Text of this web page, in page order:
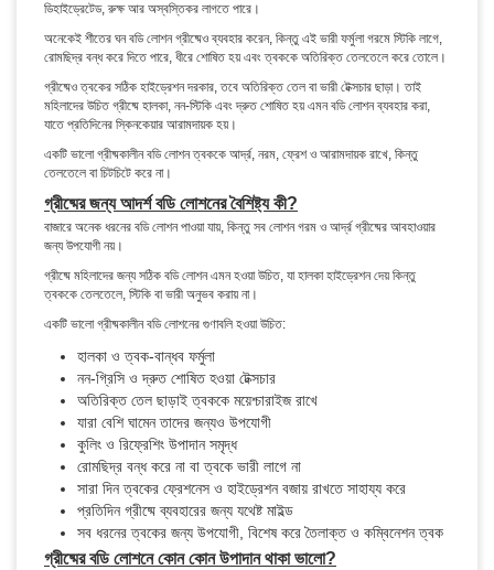
ডিহাইড্রেটেড, রুক্ষ আর অস্বস্তিকর লাগতে পারে।
অনেকেই শীতের ঘন বডি লোশন গ্রীষ্মেও ব্যবহার করেন, কিন্তু এই ভারী ফর্মুলা গরমে স্টিকি লাগে,
রোমছিদ্র বন্ধ করে দিতে পারে, ধীরে শোষিত হয় এবং ত্বককে অতিরিক্ত তেলতেলে করে তোলে।
গ্রীষ্মেও ত্বকের সঠিক হাইড্রেশন দরকার, তবে অতিরিক্ত তেল বা ভারী টেক্সচার ছাড়া। তাই
মহিলাদের উচিত গ্রীষ্মে হালকা, নন-স্টিকি এবং দ্রুত শোষিত হয় এমন বডি লোশন ব্যবহার করা,
যাতে প্রতিদিনের স্কিনকেয়ার আরামদায়ক হয়।
একটি ভালো গ্রীষ্মকালীন বডি লোশন ত্বককে আর্দ্র, নরম, ফ্রেশ ও আরামদায়ক রাখে, কিন্তু
তেলতেলে বা চিটচিটে করে না।
গ্রীষ্মের জন্য আদর্শ বডি লোশনের বৈশিষ্ট্য কী?
বাজারে অনেক ধরনের বডি লোশন পাওয়া যায়, কিন্তু সব লোশন গরম ও আর্দ্র গ্রীষ্মের আবহাওয়ার
জন্য উপযোগী নয়।
গ্রীষ্মে মহিলাদের জন্য সঠিক বডি লোশন এমন হওয়া উচিত, যা হালকা হাইড্রেশন দেয় কিন্তু
ত্বককে তেলতেলে, স্টিকি বা ভারী অনুভব করায় না।
একটি ভালো গ্রীষ্মকালীন বডি লোশনের গুণাবলি হওয়া উচিত:
হালকা ও ত্বক-বান্ধব ফর্মুলা
নন-গ্রিসি ও দ্রুত শোষিত হওয়া টেক্সচার
অতিরিক্ত তেল ছাড়াই ত্বককে ময়েশ্চারাইজ রাখে
যারা বেশি ঘামেন তাদের জন্যও উপযোগী
কুলিং ও রিফ্রেশিং উপাদান সমৃদ্ধ
রোমছিদ্র বন্ধ করে না বা ত্বকে ভারী লাগে না
সারা দিন ত্বকের ফ্রেশনেস ও হাইড্রেশন বজায় রাখতে সাহায্য করে
প্রতিদিন গ্রীষ্মে ব্যবহারের জন্য যথেষ্ট মাইল্ড
সব ধরনের ত্বকের জন্য উপযোগী, বিশেষ করে তৈলাক্ত ও কম্বিনেশন ত্বক
গ্রীষ্মের বডি লোশনে কোন কোন উপাদান থাকা ভালো?